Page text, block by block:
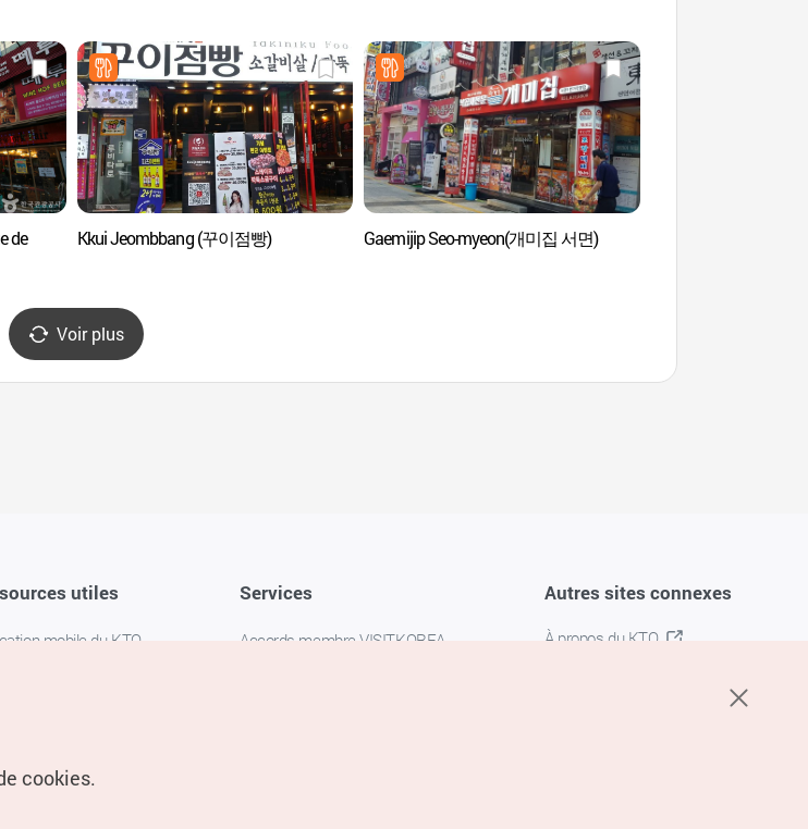
de
Kkui Jeombbang (꾸이점빵) Gaemijip Seo-myeon(개미집 서면)
Voir plus
utiles
mobile du KTO
Services
Accords membre VISITKOREA
Autres sites connexes
À propos du KTO
cookies.